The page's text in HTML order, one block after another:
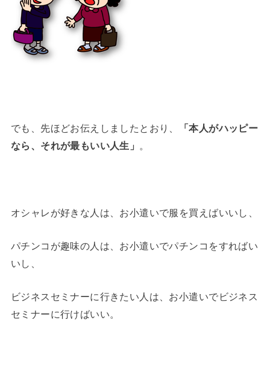
でも、先ほどお伝えしましたとおり、
「本人がハッピー
なら、それが最もいい人生」 。
オシャレが好きな人は、お小遣いで服を買えばいいし、
パチンコが趣味の人は、お小遣いでパチンコをすればい
いし、
ビジネスセミナーに行きたい人は、お小遣いでビジネス
セミナーに行けばいい。